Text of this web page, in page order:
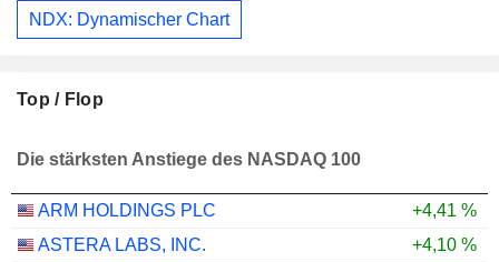
NDX: Dynamischer Chart
Top / Flop
Die stärksten Anstiege des NASDAQ 100
ARM HOLDINGS PLC
+4,41 %
ASTERA LABS, INC.
+4,10 %